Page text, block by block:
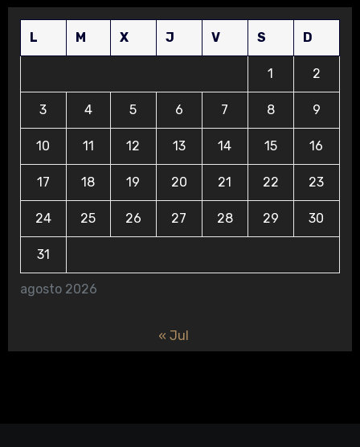
agosto 2026
L M X J V S D
1 2
3 4 5 6 7 8 9
10 11 12 13 14 15 16
17 18 19 20 21 22 23
24 25 26 27 28 29 30
31
« Jul